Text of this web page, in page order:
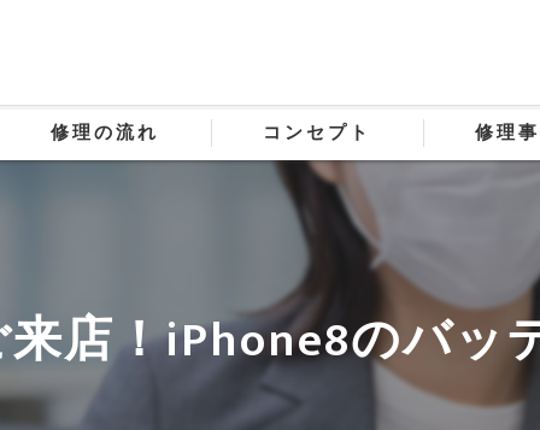
修理の流れ コンセプト 修理
店！iPhone8のバッ